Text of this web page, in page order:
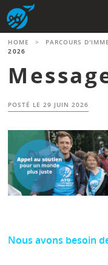
Aller
au
contenu
principal
HOME > PARCOURS
2026
POSTÉ LE29 JUIN 2026
Nous avons besoin